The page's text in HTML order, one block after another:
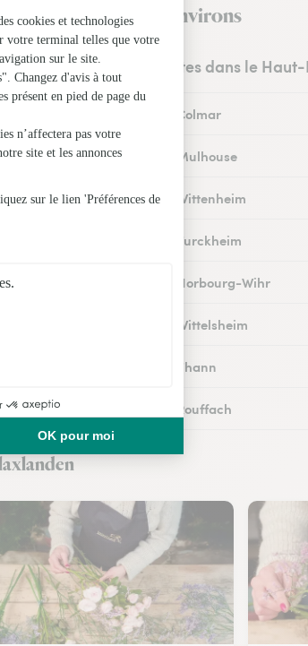
et dans ses environs
Les fleuristes dans le
Fleuristes à Colmar
Fleuristes à Mulhouse
Fleuristes à Wittenheim
Fleuristes à Turckheim
Fleuristes à Horbourg-Wihr
Fleuristes à Wittelsheim
Fleuristes à Thann
Fleuristes à Rouffach
Fleuristes à Kingersheim